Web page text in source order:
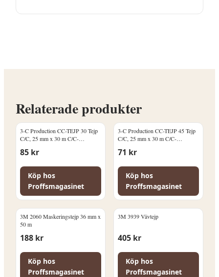
Relaterade produkter
3-C Production CC-TEJP 30 Tejp
C/C, 25 mm x 30 m C/C-
85 kr
Köp hos
Proffsmagasinet
3-C Production CC-TEJP 45 Tejp
C/C, 25 mm x 30 m C/C-
71 kr
Köp hos
Proffsmagasinet
3M 2060 Maskeringstejp 36 mm x
50 m
188 kr
Köp hos
Proffsmagasinet
3M 3939 Vävtejp
405 kr
Köp hos
Proffsmagasinet